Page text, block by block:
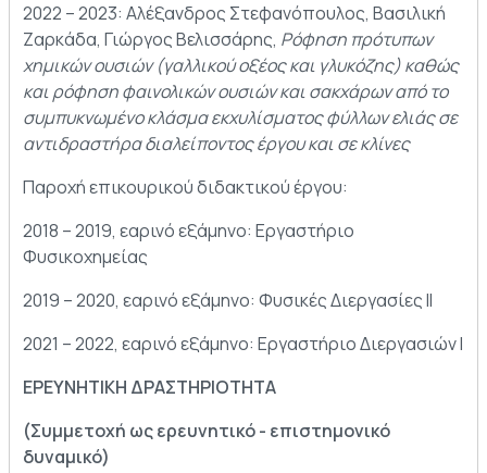
2022 – 2023: Αλέξανδρος Στεφανόπουλος, Βασιλική
Ζαρκάδα, Γιώργος Βελισσάρης, Ρόφηση πρότυπων
χημικών ουσιών (γαλλικού οξέος και γλυκόζης) καθώς
και ρόφηση φαινολικών ουσιών και σακχάρων από το
συμπυκνωμένο κλάσμα εκχυλίσματος φύλλων ελιάς σε
αντιδραστήρα διαλείποντος έργου και σε κλίνες
Παροχή επικουρικού διδακτικού έργου:
2018 – 2019, εαρινό εξάμηνο: Εργαστήριο
Φυσικοχημείας
2019 – 2020, εαρινό εξάμηνο: Φυσικές Διεργασίες ΙΙ
2021 – 2022, εαρινό εξάμηνο: Εργαστήριο Διεργασιών I
EPEYNHTIKΗ ΔΡΑΣΤΗΡΙΟΤΗΤΑ
(Συμμετοχή ως ερευνητικό - επιστημονικό
δυναμικό)